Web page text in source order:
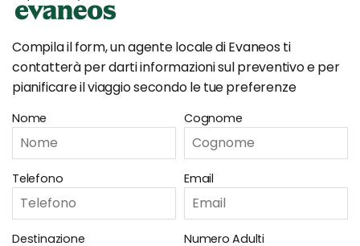
Compila il form, un agente locale di Evaneos ti
contatterà per darti informazioni sul preventivo e per
pianificare il viaggio secondo le tue preferenze
Nome Cognome
Telefono Email
Destinazione Numero Adulti